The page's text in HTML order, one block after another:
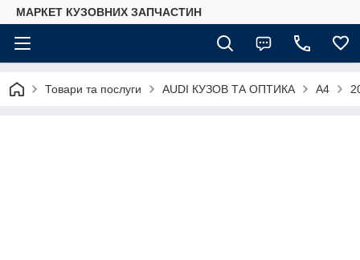
МАРКЕТ КУЗОВНИХ ЗАПЧАСТИН
Товари та послуги AUDI КУЗОВ ТА ОПТИКА A4